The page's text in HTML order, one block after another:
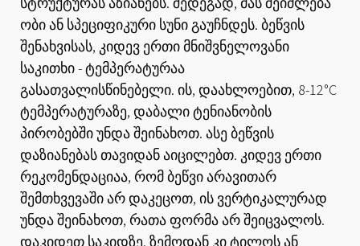
ობი ან სპეციფიკური სუნი გაუჩნდეს. ბეწვის
შენახვისას, კიდევ ერთი მნიშვნელოვანი
საკითხი - ტემპერატურაა
გასათვალისწინებელი. ის, დაახლოებით, 8-12°C
ტემპერატურაზე, დაბალი ტენიანობის
პირობებში უნდა შეინახოთ. ასე ბეწვის
დაზიანებას თავიდან აიცილებთ. კიდევ ერთი
რეკომენდაციაა, რომ ბეწვი არავითარ
შემთხვევაში არ დაკეცოთ, ის ვერტიკალურად
უნდა შეინახოთ, რათა ფორმა არ შეიცვალოს.